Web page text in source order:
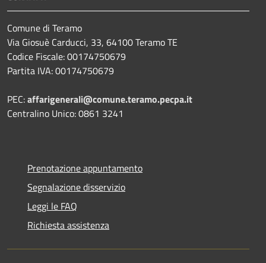
Comune di Teramo
Via Giosuè Carducci, 33, 64100 Teramo TE
Codice Fiscale: 00174750679
Partita IVA: 00174750679
PEC:affarigenerali@comune.teramo.pecpa.it
Centralino Unico: 0861 3241
Prenotazione appuntamento
Segnalazione disservizio
Leggi le FAQ
Richiesta assistenza